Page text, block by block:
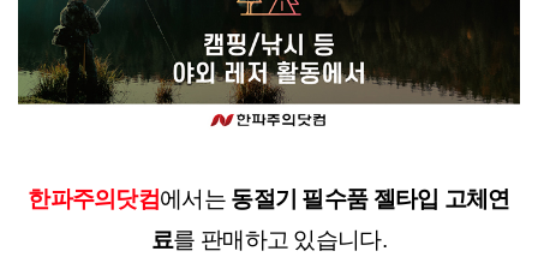
한파주의닷컴에서는 동절기 필수품 젤타입 고체연
료를 판매하고 있습니다.